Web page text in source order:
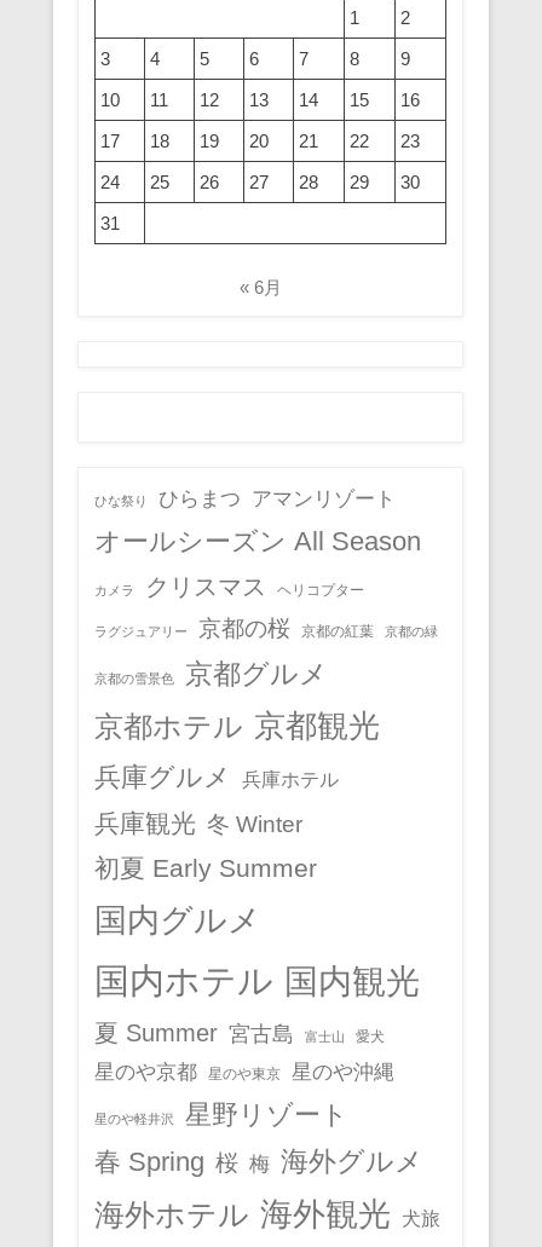
1
2
3
4 5 6 7 8
9
10
11 12 13 14 15
16
17
18 19 20 21 22
23
24
25 26 27 28 29
30
31
« 6月
ひな祭り ひらまつ アマンリゾート
オールシーズン All Season
カメラ クリスマス ヘリコプター
ラグジュアリー 京都の桜 京都の紅葉 京都の緑
京都の雪景色 京都グルメ
京都ホテル 京都観光
兵庫グルメ 兵庫ホテル
兵庫観光 冬 Winter
初夏 Early Summer
国内グルメ
国内ホテル 国内観光
夏 Summer 宮古島 富士山 愛犬
星のや京都 星のや東京 星のや沖縄
星のや軽井沢
星野リゾート
春 Spring 桜 梅 海外グルメ
海外ホテル 海外観光 犬旅